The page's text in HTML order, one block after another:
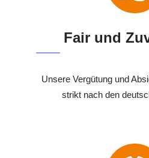
Fair und
Unsere Vergütung und
strikt nach den